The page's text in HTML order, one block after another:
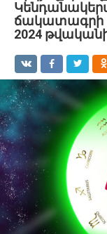
ճակատագրի
2024